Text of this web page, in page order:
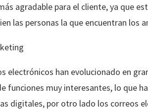
agradable para el cliente, ya que
las personas la que encuentran los
electrónicos han evolucionado en
funciones muy interesantes, lo que
digitales, por otro lado los correos